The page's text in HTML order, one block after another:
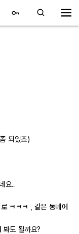
되었죠)
요...
ㅋㅋㅋ , 같은 동네에
봐도 될까요?